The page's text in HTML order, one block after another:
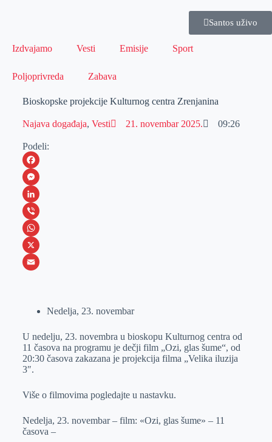
Santos uživo
Izdvajamo Vesti Emisije Sport
Poljoprivreda Zabava
Bioskopske projekcije Kulturnog centra Zrenjanina
Najava događaja, Vesti 21. novembar 2025. 09:26
Podeli:
F
a
c
e
b
o
M
e
s
s
e
L
i
n
k
V
i
b
W
h
p
p
X
l
Nedelja, 23. novembar
U nedelju, 23. novembra u bioskopu Kulturnog centra od
11 časova na programu je dečji film „Ozi, glas šume“, od
20:30 časova zakazana je projekcija filma „Velika iluzija
3″.
Više o filmovima pogledajte u nastavku.
Nedelja, 23. novembar – film: «Ozi, glas šume» – 11
časova –